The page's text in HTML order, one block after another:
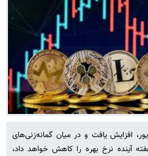
روز جمعه، ۲۱ شهریور، افزایش یافت و در میان گمانه‌زنی‌های
آینده نرخ بهره را کاهش خواهد داد،